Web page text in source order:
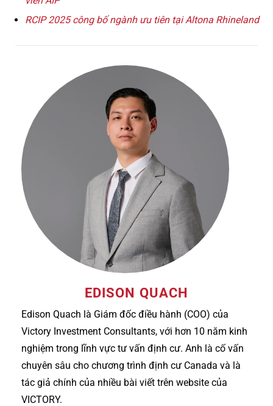
RCIP 2025 công bố ngành ưu tiên tại Altona Rhineland
EDISON QUACH
Edison Quach là Giám đốc điều hành (COO) của
Victory Investment Consultants, với hơn 10 năm kinh
nghiệm trong lĩnh vực tư vấn định cư. Anh là cố vấn
chuyên sâu cho chương trình định cư Canada và là
tác giả chính của nhiều bài viết trên website của
VICTORY.